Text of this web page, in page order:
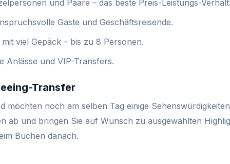
und Paare – das beste Preis-Leistungs-
Gäste und Geschäftsreisende.
viel Gepäck – bis zu 8 Personen.
Anlässe und VIP-Transfers.
Transfer
möchten noch am selben Tag einige Sehenswürdigkeiten
ab und bringen Sie auf Wunsch zu ausgewählten
Buchen danach.